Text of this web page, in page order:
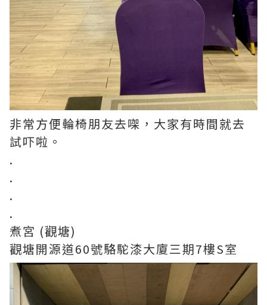
非常方便輪椅朋友去㗎，大家有時間就去
試吓啦。
.
.
.
.
煮宮 (觀塘)
觀塘開源道60號駱駝漆大廈三期7樓S室